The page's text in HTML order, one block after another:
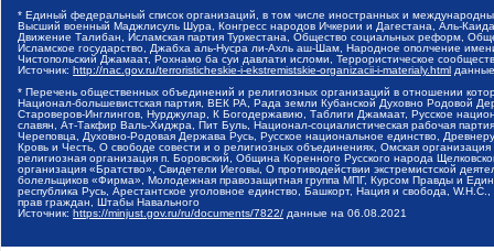
* Единый федеральный список организаций, в том числе иностранных и
Высший военный Маджлисуль Шура, Конгресс народов Ичкерии и Дагестана, Аль-
Движение Талибан, Исламская партия Туркестана, Общество социальных реформ,
Исламское государство, Джабха аль-Нусра ли-Ахль аш-Шам, Народное ополчение
Чистопольский Джамаат, Рохнамо ба суи давлати исломи, Террористическое
Источник: http://nac.gov.ru/terroristicheskie-i-ekstremistskie-organizacii-i-materialy.html
* Перечень общественных объединений и религиозных организаций в отношении
Национал-большевистская партия, ВЕК РА, Рада земли Кубанской Духовно Родовой
Староверов-Инглингов, Нурджулар, К Богодержавию, Таблиги Джамаат, Русское
славян, Ат-Такфир Валь-Хиджра, Пит Буль, Национал-социалистическая рабочая
Череповца, Духовно-Родовая Держава Русь, Русское национальное единство,
Кровь и Честь, О свободе совести и о религиозных объединениях, Омская
религиозная организация п. Боровский, Община Коренного Русского народа
организация «Братство», Свидетели Иеговы, О противодействии экстремистской
болельщиков «Фирма», Молодежная правозащитная группа МПГ, Курсом Правды и
республика Русь, Арестантское уголовное единство, Башкорт, Нация и свобода,
прав граждан, Штабы Навального
Источник: https://minjust.gov.ru/ru/documents/7822/ данные на 06.08.2021